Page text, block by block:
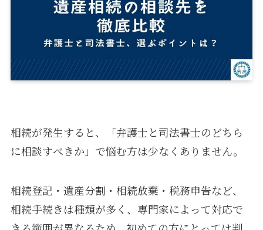
相続が発生すると、「弁護士と司法書士のどちら
に相談すべきか」で悩む方は少なくありません。
相続登記・遺産分割・相続放棄・税務申告など、
相続手続きは種類が多く、専門家によって対応で